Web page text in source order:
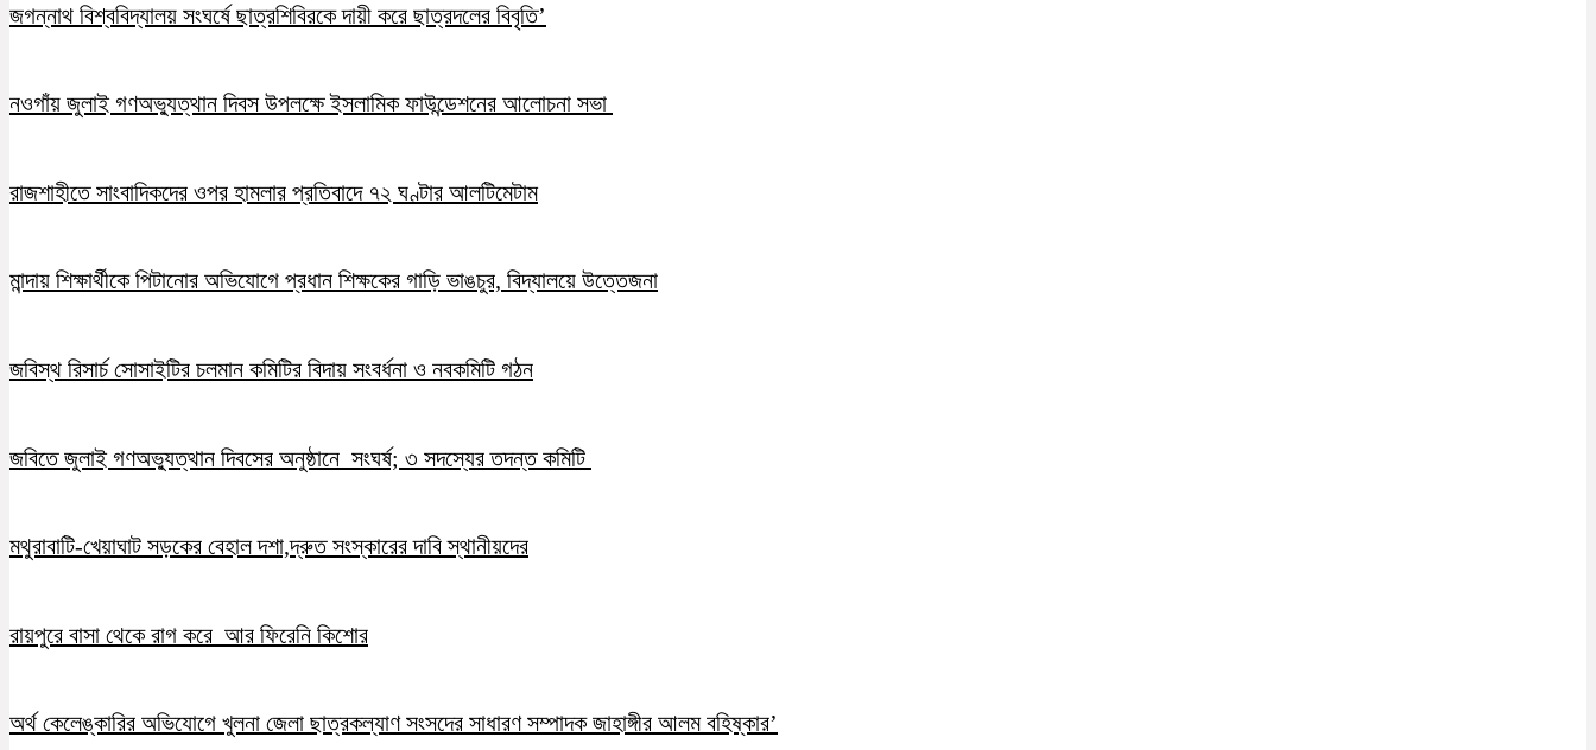
জগন্নাথ বিশ্ববিদ্যালয় সংঘর্ষে ছাত্রশিবিরকে দায়ী করে ছাত্রদলের বিবৃতি’
নওগাঁয় জুলাই গণঅভ্যুত্থান দিবস উপলক্ষে ইসলামিক ফাউন্ডেশনের আলোচনা সভা
রাজশাহীতে সাংবাদিকদের ওপর হামলার প্রতিবাদে ৭২ ঘণ্টার আলটিমেটাম
মান্দায় শিক্ষার্থীকে পিটানোর অভিযোগে প্রধান শিক্ষকের গাড়ি ভাঙচুর, বিদ্যালয়ে উত্তেজনা
জবিস্থ রিসার্চ সোসাইটির চলমান কমিটির বিদায় সংবর্ধনা ও নবকমিটি গঠন
জবিতে জুলাই গণঅভ্যুত্থান দিবসের অনুষ্ঠানে সংঘর্ষ; ৩ সদস্যের তদন্ত কমিটি
মথুরাবাটি-খেয়াঘাট সড়কের বেহাল দশা,দ্রুত সংস্কারের দাবি স্থানীয়দের
রায়পুরে বাসা থেকে রাগ করে আর ফিরেনি কিশোর
অর্থ কেলেঙ্কারির অভিযোগে খুলনা জেলা ছাত্রকল্যাণ সংসদের সাধারণ সম্পাদক জাহাঙ্গীর আলম বহিষ্কার’